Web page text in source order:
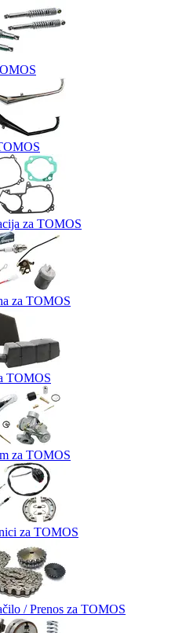
za TOMOS
za TOMOS
TOMOS
za TOMOS
za TOMOS
/ Prenos za TOMOS